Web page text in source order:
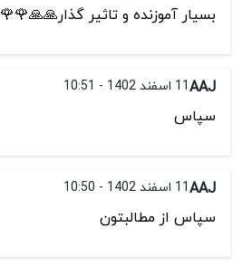
بسیار آموزنده و تاثیر گذار🙏🙏🌹🌹
AAJ11 اسفند 1402 - 10:51
سپاس
AAJ11 اسفند 1402 - 10:50
سپاس از مطالبتون